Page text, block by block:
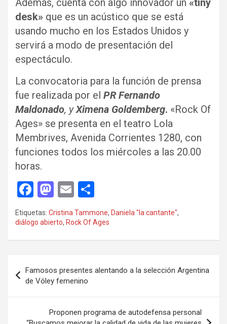
Además, cuenta con algo innovador un «tiny
desk» que es un acústico que se está
usando mucho en los Estados Unidos y
servirá a modo de presentación del
espectáculo.
La convocatoria para la función de prensa
fue realizada por el PR Fernando
Maldonado, yXimena Goldemberg. «Rock Of
Ages» se presenta en el teatro Lola
Membrives, Avenida Corrientes 1280, con
funciones todos los miércoles a las 20.00
horas.
F
a
ce
b
o
k
M
a
st
o
o
n
E
m
ail m
p
tir
Etiquetas: Cristina Tammone, Daniela "la cantante",
diálogo abierto, Rock Of Ages
de
entradas
Famosos presentes alentando a la selección Argentina
de Vóley femenino
Proponen programa de autodefensa personal